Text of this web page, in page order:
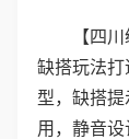
【四
缺搭玩法
型，缺搭
用，静音